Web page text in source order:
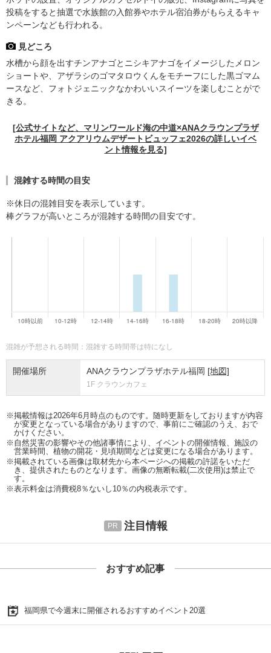
投稿をすると抽選で水族館の入館券やホテル宿泊券がもらえるキャ
ンペーンなども行われる。
見どころ
水槽から顔を出すチンアナゴとニシキアナゴをイメージしたメロン
ショートや、アザラシのゴマタロウくんをモチーフにした黒ゴマム
ースなど、フォトジェニックなかわいいスイーツを楽しむことがで
きる。
[公式サイトなど、マリンワールド海の中道×ANAクラウンプラザ
ホテル福岡 アクアリウムデザートビュッフェ2026の詳しいイベ
ント情報を見る]
混雑する時間の目安
※休日の混雑目安を表示しています。
棒グラフが高いところが混雑する時間の目安です。
混雑が予想される時間：混雑する時間帯は特になし
開催場所 ANAクラウンプラザホテル福岡 [地図]
1F クラウンカフェ
※掲載情報は2026年6月時点のものです。随時更新をしておりますが内容
が変更となっている場合がありますので、事前にご確認のうえ、おで
かけください。
※自然災害の影響やその他諸事情により、イベントの開催情報、施設の
営業時間、植物の開花・見頃期間などは変更になる場合があります。
※掲載されている画像は取材先から本ページへの掲載の許諾をいただ
き、提供されたものとなります。画像の無断転載(二次使用)は禁止で
す。
※表示料金は消費税8％ないし10％の内税表示です。
注目情報
おすすめ記事
福岡県で今週末に開催されるおすすめイベント20選